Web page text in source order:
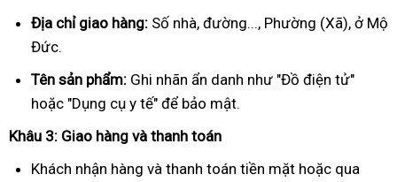
Địa chỉ giao hàng: Số nhà, đường..., Phường (Xã), ở Mộ
Đức.
Tên sản phẩm: Ghi nhãn ẩn danh như "Đồ điện tử"
hoặc "Dụng cụ y tế" để bảo mật.
Khâu 3: Giao hàng và thanh toán
Khách nhận hàng và thanh toán tiền mặt hoặc qua